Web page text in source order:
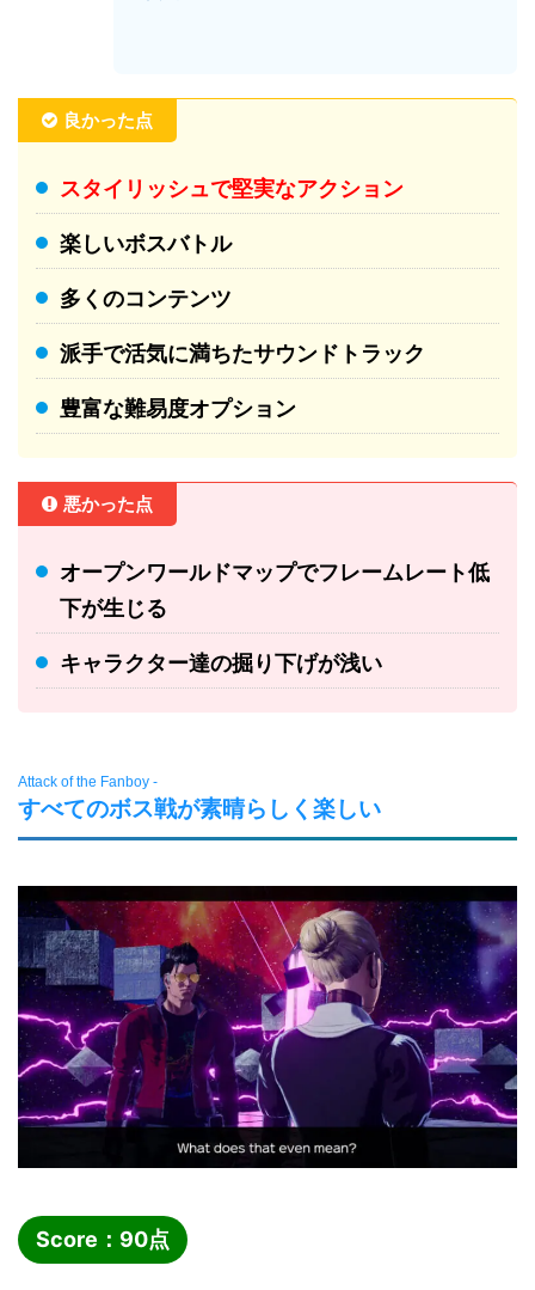
良かった点
スタイリッシュで堅実なアクション
楽しいボスバトル
多くのコンテンツ
派手で活気に満ちたサウンドトラック
豊富な難易度オプション
悪かった点
オープンワールドマップでフレームレート低
下が生じる
キャラクター達の掘り下げが浅い
Attack of the Fanboy -
すべてのボス戦が素晴らしく楽しい
Score： 90点